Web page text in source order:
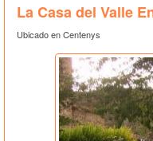
La Casa del Valle
Ubicado en Centenys